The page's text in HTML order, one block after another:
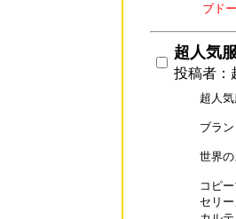
超人気
投稿者：
超人
ブラ
世界
コピ
セリ